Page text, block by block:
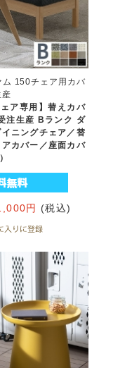
ム 150チェア用カバ
産
ア専用】替えカバ
注生産 Bランク ダ
ニングチェア／替
カバー／座面カバ
円 (税込)